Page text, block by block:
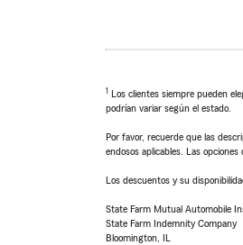
1 Los clientes siempre pueden
podrían variar según el estado.
Por favor, recuerde que las
endosos aplicables. Las
Los descuentos y su
State Farm Mutual Automobile
State Farm Indemnity Company
Bloomington, IL